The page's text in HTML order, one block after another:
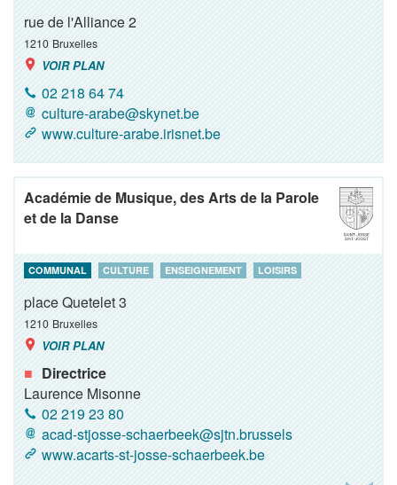
rue de l'Alliance 2
1210 Bruxelles
VOIR PLAN
02 218 64 74
culture-arabe@skynet.be
www.culture-arabe.irisnet.be
Académie de Musique, des Arts de la Parole
et de la Danse
COMMUNAL CULTURE ENSEIGNEMENT LOISIRS
place Quetelet 3
1210 Bruxelles
VOIR PLAN
Directrice
Laurence Misonne
02 219 23 80
acad-stjosse-schaerbeek@sjtn.brussels
www.acarts-st-josse-schaerbeek.be